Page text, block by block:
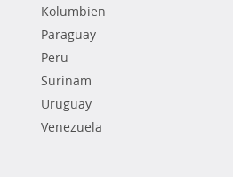
Kolumbien
Paraguay
Peru
Surinam
Uruguay
Venezuela